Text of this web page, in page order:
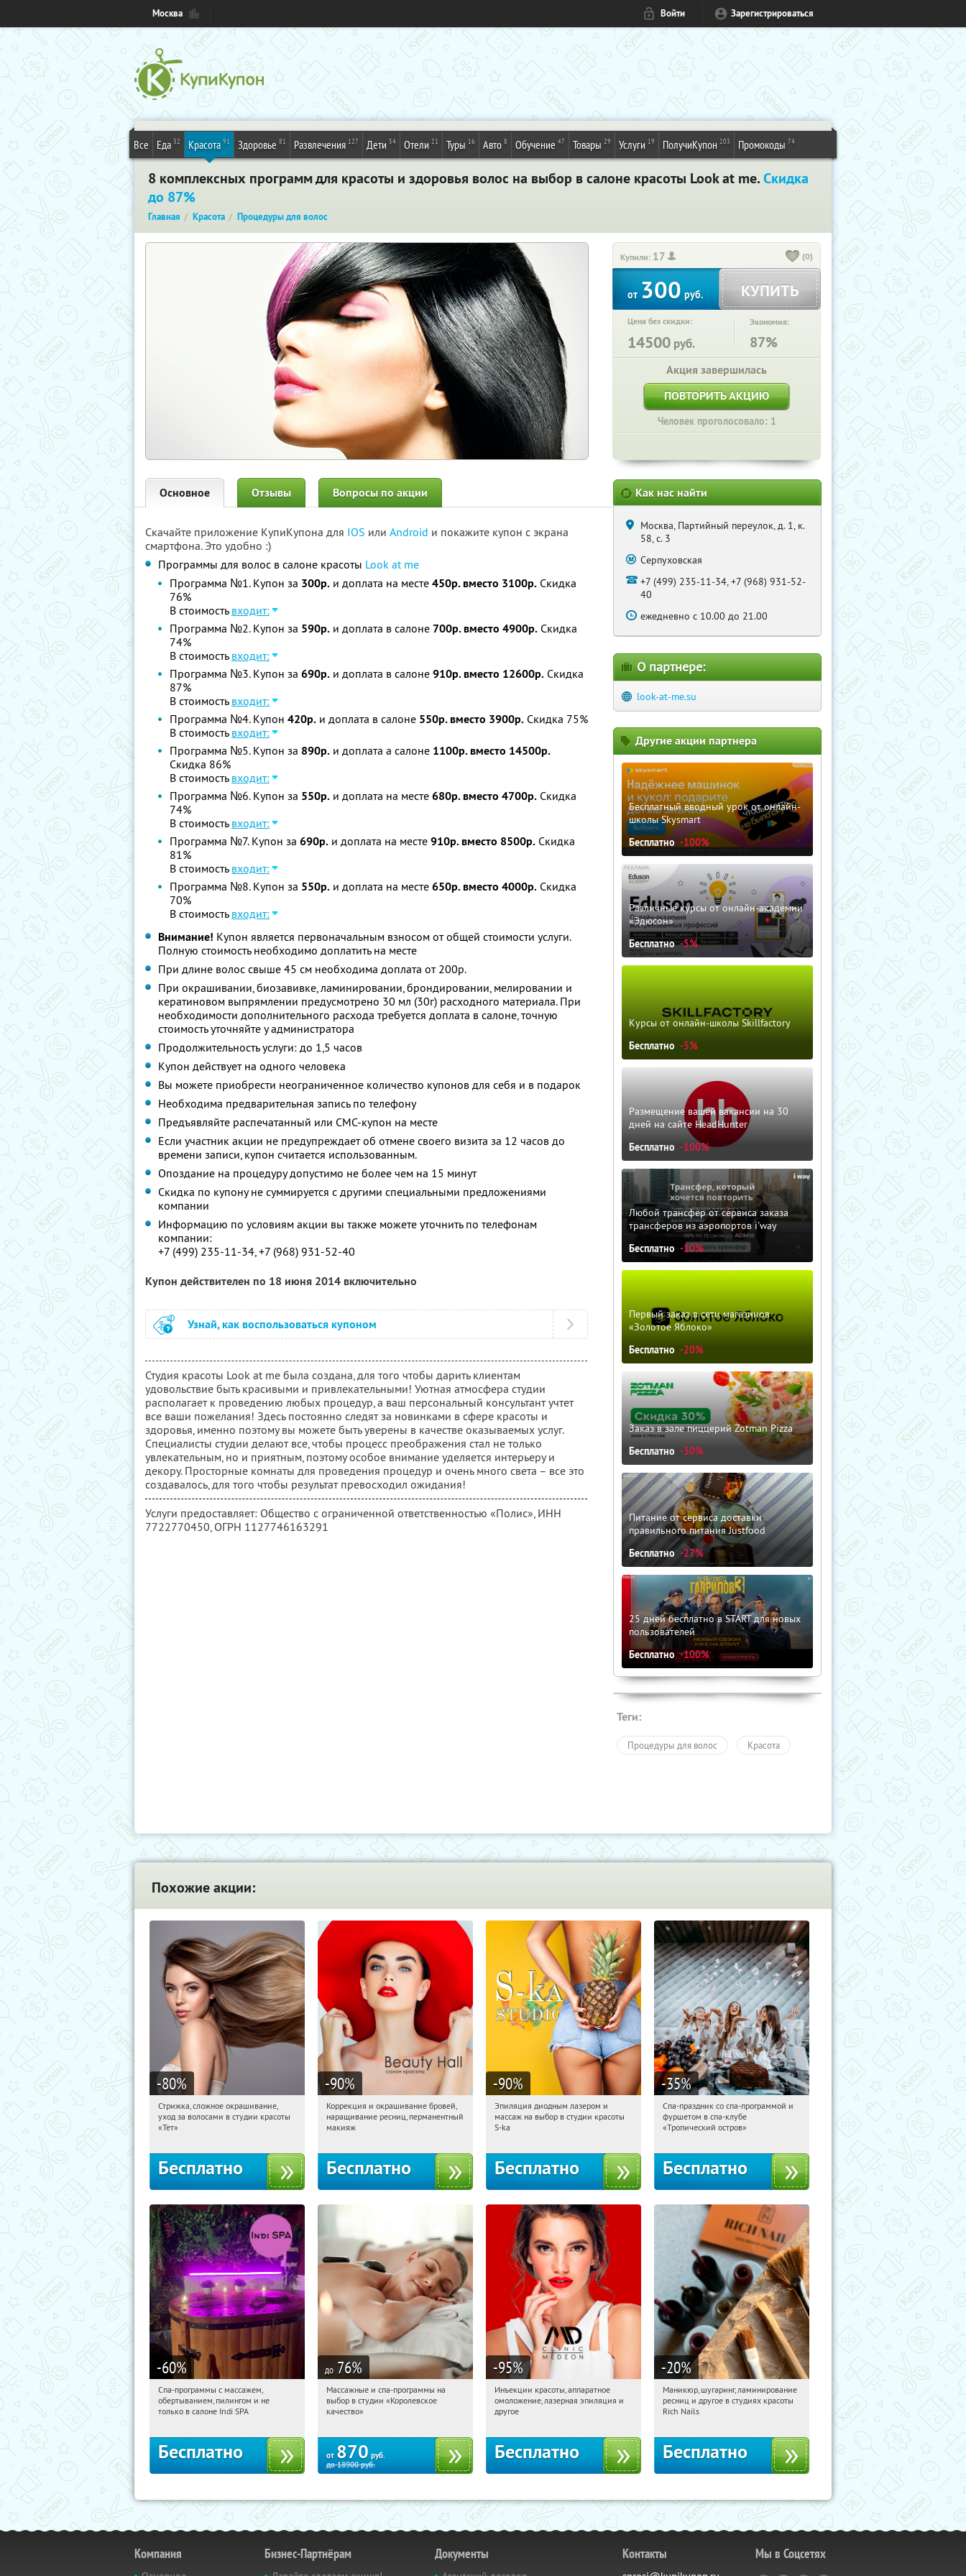
Москва Войти Зарегистрироваться
Все Еда 32 Красота 91 Здоровье 81 Развлечения 127 Дети 54 Отели 21 Туры 16 Авто 8 Обучение 47 Товары 29 Услуги 19 ПолучиКупон 203 Промокоды 74
8 комплексных программ для красоты и здоровья волос на выбор в салоне красоты Look at me.Скидка
до 87%
Главная Красота Процедуры для волос
Купили: 17 (0)
от300руб. КУПИТЬ
Цена без скидки:
14500 руб.
Экономия:
87%
Акция завершилась
ПОВТОРИТЬ АКЦИЮ
Человек проголосовало: 1
Основное Отзывы Вопросы по акции
Скачайте приложение КупиКупона для IOS или Android и покажите купон с экрана
смартфона. Это удобно :)
Программы для волос в салоне красоты Look at me
Программа №1. Купон за 300р. и доплата на месте 450р. вместо 3100р. Скидка
76%
В стоимость входит:
Программа №2. Купон за 590р. и доплата в салоне 700р. вместо 4900р. Скидка
74%
В стоимость входит:
Программа №3. Купон за 690р. и доплата в салоне 910р. вместо 12600р. Скидка
87%
В стоимость входит:
Программа №4. Купон 420р. и доплата в салоне 550р. вместо 3900р. Скидка 75%
В стоимость входит:
Программа №5. Купон за 890р. и доплата а салоне 1100р. вместо 14500р.
Скидка 86%
В стоимость входит:
Программа №6. Купон за 550р. и доплата на месте 680р. вместо 4700р. Скидка
74%
В стоимость входит:
Программа №7. Купон за 690р. и доплата на месте 910р. вместо 8500р. Скидка
81%
В стоимость входит:
Программа №8. Купон за 550р. и доплата на месте 650р. вместо 4000р. Скидка
70%
В стоимость входит:
Внимание! Купон является первоначальным взносом от общей стоимости услуги.
Полную стоимость необходимо доплатить на месте
При длине волос свыше 45 см необходима доплата от 200р.
При окрашивании, биозавивке, ламинировании, брондировании, мелировании и
кератиновом выпрямлении предусмотрено 30 мл (30г) расходного материала. При
необходимости дополнительного расхода требуется доплата в салоне, точную
стоимость уточняйте у администратора
Продолжительность услуги: до 1,5 часов
Купон действует на одного человека
Вы можете приобрести неограниченное количество купонов для себя и в подарок
Необходима предварительная запись по телефону
Предъявляйте распечатанный или СМС-купон на месте
Если участник акции не предупреждает об отмене своего визита за 12 часов до
времени записи, купон считается использованным.
Опоздание на процедуру допустимо не более чем на 15 минут
Скидка по купону не суммируется с другими специальными предложениями
компании
Информацию по условиям акции вы также можете уточнить по телефонам
компании:
+7 (499) 235-11-34, +7 (968) 931-52-40
Купон действителен по 18 июня 2014 включительно
Узнай, как воспользоваться купоном
Студия красоты Look at me была создана, для того чтобы дарить клиентам
удовольствие быть красивыми и привлекательными! Уютная атмосфера студии
располагает к проведению любых процедур, а ваш персональный консультант учтет
все ваши пожелания! Здесь постоянно следят за новинками в сфере красоты и
здоровья, именно поэтому вы можете быть уверены в качестве оказываемых услуг.
Специалисты студии делают все, чтобы процесс преображения стал не только
увлекательным, но и приятным, поэтому особое внимание уделяется интерьеру и
декору. Просторные комнаты для проведения процедур и очень много света – все это
создавалось, для того чтобы результат превосходил ожидания!
Услуги предоставляет: Общество с ограниченной ответственностью «Полис», ИНН
7722770450, ОГРН 1127746163291
Как нас найти
Москва, Партийный переулок, д. 1, к.
58, с. 3
Серпуховская
+7 (499) 235-11-34, +7 (968) 931-52-
40
ежедневно с 10.00 до 21.00
О партнере:
look-at-me.su
Другие акции партнера
Бесплатный вводный урок от онлайн-
школы Skysmart
Бесплатно -100%
Различные курсы от онлайн-академии
«Эдюсон»
Бесплатно -5%
Курсы от онлайн-школы Skillfactory
Бесплатно -5%
Размещение вашей вакансии на 30
дней на сайте HeadHunter
Бесплатно -100%
Любой трансфер от сервиса заказа
трансферов из аэропортов i'way
Бесплатно -10%
Первый заказ в сети магазинов
«Золотое Яблоко»
Бесплатно -20%
Заказ в зале пиццерий Zotman Pizza
Бесплатно -30%
Питание от сервиса доставки
правильного питания Justfood
Бесплатно -27%
25 дней бесплатно в START для новых
пользователей
Бесплатно -100%
Теги:
Процедуры для волос Красота
Похожие акции:
-80%
16:21:32 Получили:
Чистые пруды
Стрижка, сложное окрашивание,
уход за волосами в студии красоты
«Тет»
Бесплатно
-90%
16:21:32 Получили:
Нахимовский проспект
Коррекция и окрашивание бровей,
наращивание ресниц, перманентный
макияж
Бесплатно
-90%
16:21:32 Получили:
Таганская
Эпиляция диодным лазером и
массаж на выбор в студии красоты
S-ka
Бесплатно
-35%
16:21:32 Получили:
Улица 1905 года
Спа-праздник со спа-программой и
фуршетом в спа-клубе
«Тропический остров»
Бесплатно
-60%
16:21:32 Получили:
Потапово
Спа-программы с массажем,
обертыванием, пилингом и не
только в салоне Indi SPA
Бесплатно
до 76%
16:21:32 Купили:
Третьяковская
Массажные и спа-программы на
выбор в студии «Королевское
качество»
от 870 руб.
до18900руб.
-95%
16:21:32 Получили:
Таганская
Инъекции красоты, аппаратное
омоложение, лазерная эпиляция и
другое
Бесплатно
-20%
16:21:32 Получили:193
Юго-Западная
Маникюр, шугаринг, ламинирование
ресниц и другое в студиях красоты
Rich Nails
Бесплатно
Компания Бизнес-Партнёрам Документы Контакты Мы в Соцсетях